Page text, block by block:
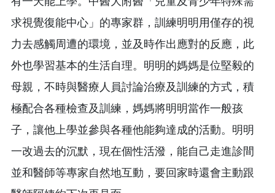
求視覺復能中心」的專家群，訓練明明用僅存的視
力去感觸周遭的環境，並及時作出應對的反應，此
外也學習基本的生活自理。明明的媽媽是位堅毅的
母親，不時與醫療人員討論治療及訓練的方式，積
極配合各種檢查及訓練，媽媽將明明當作一般孩
子，讓他上學並參與各種他能夠達成的活動。明明
一改過去的沉默，現在個性活潑，能自己走進診間
並和醫師等專家自然地互動，要回家時還會主動跟